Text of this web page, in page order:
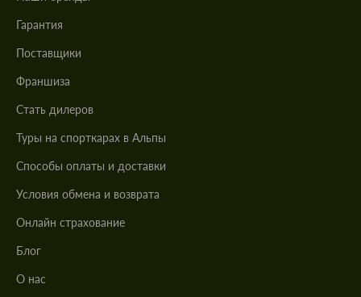
Гарантия
Поставщики
Франшиза
Стать дилеров
Туры на спорткарах в Альпы
Cпособы оплаты и доставки
Условия обмена и возврата
Онлайн страхование
Блог
О нас